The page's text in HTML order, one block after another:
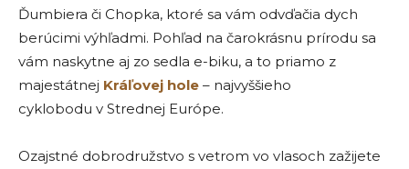
Ďumbiera či Chopka, ktoré sa vám odvďačia dych
berúcimi výhľadmi. Pohľad na čarokrásnu prírodu sa
vám naskytne aj zo sedla e-biku, a to priamo z
majestátnej Kráľovej hole – najvyššieho
cyklobodu v Strednej Európe.
Ozajstné dobrodružstvo s vetrom vo vlasoch zažijete